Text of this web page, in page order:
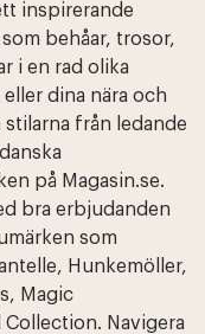
inspirerande
behåar, trosor,
i en rad olika
dina nära och
från ledande
på Magasin.se.
bra erbjudanden
som
Hunkemöller,
Magic
Navigera